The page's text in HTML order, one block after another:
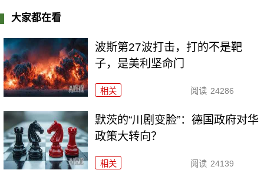
大家都在看
波斯第27波打击，打的不是靶
子，是美利坚命门
相关 阅读 24286
默茨的“川剧变脸”：德国政府对华
政策大转向？
相关 阅读 24139